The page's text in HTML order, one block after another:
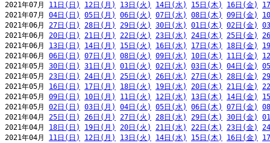
2021年07月 11日(日) 12日(月) 13日(火) 14日(水) 15日(木) 16日(金)
2021年07月 04日(日) 05日(月) 06日(火) 07日(水) 08日(木) 09日(金)
2021年06月 27日(日) 28日(月) 29日(火) 30日(水) 01日(木) 02日(金)
2021年06月 20日(日) 21日(月) 22日(火) 23日(水) 24日(木) 25日(金)
2021年06月 13日(日) 14日(月) 15日(火) 16日(水) 17日(木) 18日(金)
2021年06月 06日(日) 07日(月) 08日(火) 09日(水) 10日(木) 11日(金)
2021年05月 30日(日) 31日(月) 01日(火) 02日(水) 03日(木) 04日(金)
2021年05月 23日(日) 24日(月) 25日(火) 26日(水) 27日(木) 28日(金)
2021年05月 16日(日) 17日(月) 18日(火) 19日(水) 20日(木) 21日(金)
2021年05月 09日(日) 10日(月) 11日(火) 12日(水) 13日(木) 14日(金)
2021年05月 02日(日) 03日(月) 04日(火) 05日(水) 06日(木) 07日(金)
2021年04月 25日(日) 26日(月) 27日(火) 28日(水) 29日(木) 30日(金)
2021年04月 18日(日) 19日(月) 20日(火) 21日(水) 22日(木) 23日(金)
2021年04月 11日(日) 12日(月) 13日(火) 14日(水) 15日(木) 16日(金)